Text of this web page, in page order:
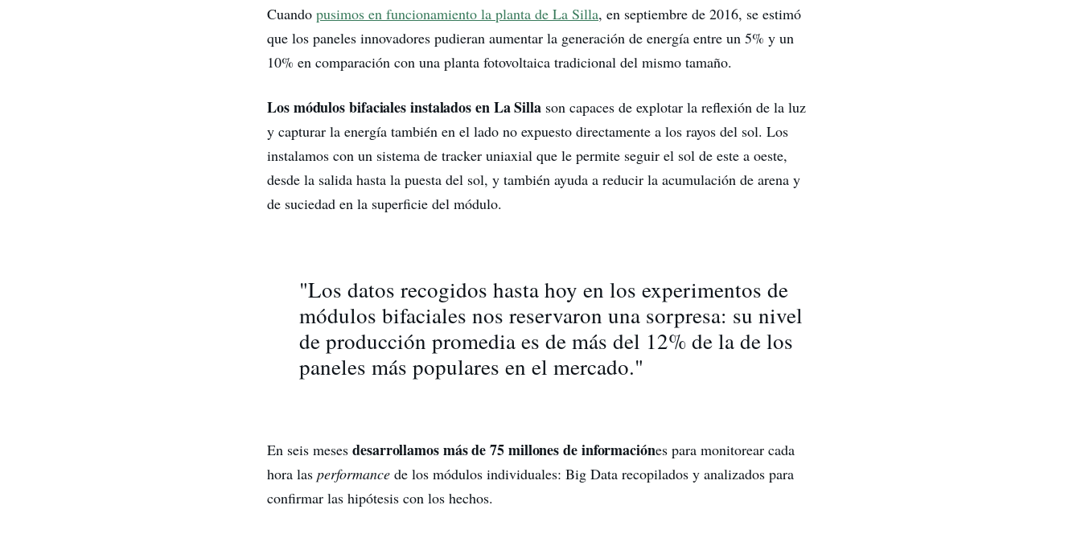
Cuandopusimos en funcionamiento la planta de La Silla, en septiembre de 2016, se estimó
que los paneles innovadores pudieran aumentar la generación de energía entre un 5% y un
10% en comparación con una planta fotovoltaica tradicional del mismo tamaño.
Los módulos bifaciales instalados en La Silla son capaces de explotar la reflexión de la luz
y capturar la energía también en el lado no expuesto directamente a los rayos del sol. Los
instalamos con un sistema de tracker uniaxial que le permite seguir el sol de este a oeste,
desde la salida hasta la puesta del sol, y también ayuda a reducir la acumulación de arena y
de suciedad en la superficie del módulo.
"Los datos recogidos hasta hoy en los experimentos de
módulos bifaciales nos reservaron una sorpresa: su nivel
de producción promedia es de más del 12% de la de los
paneles más populares en el mercado."
En seis mesesdesarrollamos más de 75 millones de informaciónes para monitorear cada
hora lasperformance de los módulos individuales: Big Data recopilados y analizados para
confirmar las hipótesis con los hechos.